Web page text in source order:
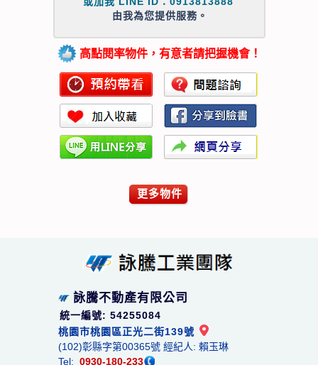
由我為您提供服務。
高點閱率物件，有意者請把握機會！
更多物件
詠騰不動產有限公司
統一編號: 54255084
桃園市桃園區正光二街139號
(102)彰縣字第00365號 經紀人: 賴玉琳
Tel: 0930-180-233